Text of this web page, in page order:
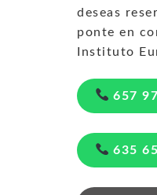
deseas
ponte en
Instituto
657
635